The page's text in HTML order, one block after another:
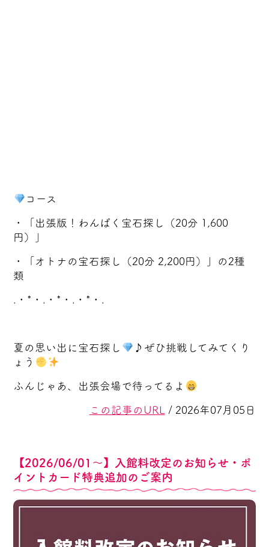
コース
・「出張版！わんぱく宝石探し（20分 1,600
円）」
・「オトナの宝石探し（20分 2,200円）」の2種
類
.・*・.・*・.・*・.
夏の思い出に宝石探し
♪ぜひ挑戦してみてくり
ょう
ふんじゃあ、出張会場で待ってるよ
この記事のURL / 2026年07月05日
【2026/06/01～】入館料改定のお知らせ・ポ
イントカード特典追加のご案内